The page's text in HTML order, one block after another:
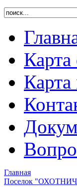
Карта
Карта
Главная
Поселок